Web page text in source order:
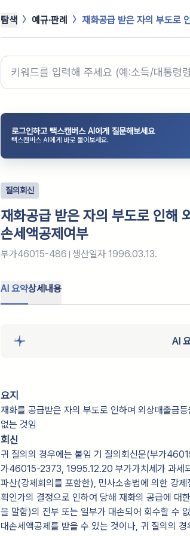
탐색 예규·판례 재화공급 받은 자의 부도로
로그인하고 택스캔버스 AI에게 질문해보세요
택스캔버스 AI에게 바로 물어보세요.
질의회신
재화공급 받은 자의 부도로 인해
손세액공제여부
부가46015-486 생산일자 1996.03.13.
AI 요약상세내용
AI
요지
재화를 공급받은 자의 부도로 인하여 외상매출금
없는 것임
회신
귀 질의의 경우에는 붙임 기 질의회신문(부가
가46015-2373, 1995.12.20 부가가치세가 과세
파산(강제회의를 포함한), 민사소송법에 의한 강
획인가의 결정으로 인하여 당해 재화의 공급에 대
을 말함)의 전부 또는 일부가 대손되어 회수할 수
대손세액공제를 받을 수 있는 것이나, 귀 질의의